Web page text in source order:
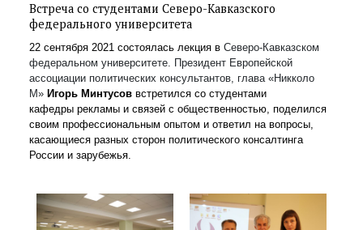
Встреча со студентами Северо-Кавказского
федерального университета
22 сентября 2021 состоялась лекция в Северо-Кавказском
федеральном университете. Президент Европейской
ассоциации политических консультантов, глава «Никколо
М» Игорь Минтусоввстретился со студентами
кафедры рекламы и связей с общественностью, поделился
своим профессиональным опытом и ответил на вопросы,
касающиеся разных сторон политического консалтинга
России и зарубежья.